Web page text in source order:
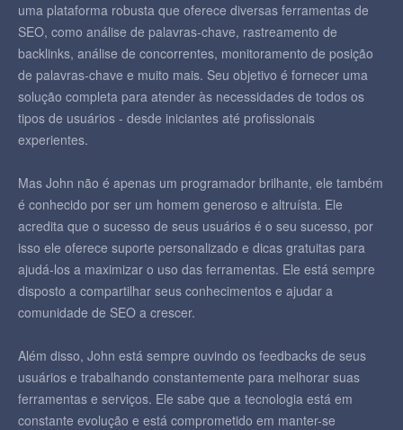
uma plataforma robusta que oferece diversas ferramentas de
SEO, como análise de palavras-chave, rastreamento de
backlinks, análise de concorrentes, monitoramento de posição
de palavras-chave e muito mais. Seu objetivo é fornecer uma
solução completa para atender às necessidades de todos os
tipos de usuários - desde iniciantes até profissionais
experientes.
Mas John não é apenas um programador brilhante, ele também
é conhecido por ser um homem generoso e altruísta. Ele
acredita que o sucesso de seus usuários é o seu sucesso, por
isso ele oferece suporte personalizado e dicas gratuitas para
ajudá-los a maximizar o uso das ferramentas. Ele está sempre
disposto a compartilhar seus conhecimentos e ajudar a
comunidade de SEO a crescer.
Além disso, John está sempre ouvindo os feedbacks de seus
usuários e trabalhando constantemente para melhorar suas
ferramentas e serviços. Ele sabe que a tecnologia está em
constante evolução e está comprometido em manter-se